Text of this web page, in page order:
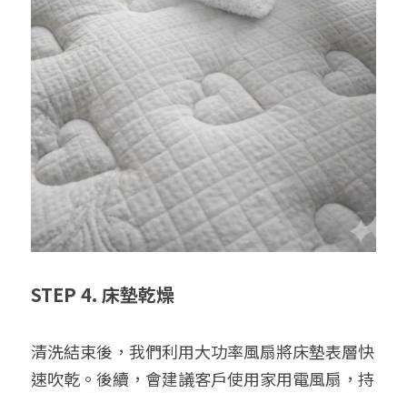
STEP 4. 床墊乾燥
清洗結束後，我們利用大功率風扇將床墊表層快
速吹乾。後續，會建議客戶使用家用電風扇，持